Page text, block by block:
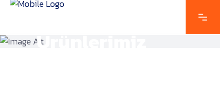
Ürünlerimiz